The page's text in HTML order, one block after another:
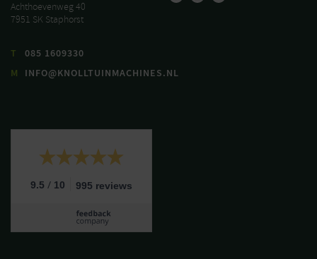
Achthoevenweg 40
7951 SK Staphorst
T
085 1609330
M
INFO@KNOLLTUINMACHINES.NL
9.5 / 10 995 reviews